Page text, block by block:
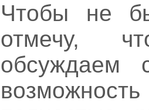
Чтобы не
отмечу,
обсуждаем